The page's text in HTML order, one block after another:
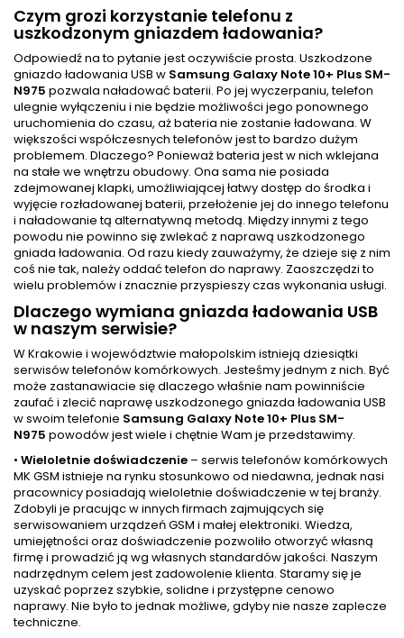
Czym grozi korzystanie telefonu z
uszkodzonym gniazdem ładowania?
Odpowiedź na to pytanie jest oczywiście prosta. Uszkodzone
gniazdo ładowania USB w Samsung Galaxy Note 10+ Plus SM-
N975 pozwala naładować baterii. Po jej wyczerpaniu, telefon
ulegnie wyłączeniu i nie będzie możliwości jego ponownego
uruchomienia do czasu, aż bateria nie zostanie ładowana. W
większości współczesnych telefonów jest to bardzo dużym
problemem. Dlaczego? Ponieważ bateria jest w nich wklejana
na stałe we wnętrzu obudowy. Ona sama nie posiada
zdejmowanej klapki, umożliwiającej łatwy dostęp do środka i
wyjęcie rozładowanej baterii, przełożenie jej do innego telefonu
i naładowanie tą alternatywną metodą. Między innymi z tego
powodu nie powinno się zwlekać z naprawą uszkodzonego
gniada ładowania. Od razu kiedy zauważymy, że dzieje się z nim
coś nie tak, należy oddać telefon do naprawy. Zaoszczędzi to
wielu problemów i znacznie przyspieszy czas wykonania usługi.
Dlaczego wymiana gniazda ładowania USB
w naszym serwisie?
W Krakowie i województwie małopolskim istnieją dziesiątki
serwisów telefonów komórkowych. Jesteśmy jednym z nich. Być
może zastanawiacie się dlaczego właśnie nam powinniście
zaufać i zlecić naprawę uszkodzonego gniazda ładowania USB
w swoim telefonie Samsung Galaxy Note 10+ Plus SM-
N975 powodów jest wiele i chętnie Wam je przedstawimy.
• Wieloletnie doświadczenie – serwis telefonów komórkowych
MK GSM istnieje na rynku stosunkowo od niedawna, jednak nasi
pracownicy posiadają wieloletnie doświadczenie w tej branży.
Zdobyli je pracując w innych firmach zajmujących się
serwisowaniem urządzeń GSM i małej elektroniki. Wiedza,
umiejętności oraz doświadczenie pozwoliło otworzyć własną
firmę i prowadzić ją wg własnych standardów jakości. Naszym
nadrzędnym celem jest zadowolenie klienta. Staramy się je
uzyskać poprzez szybkie, solidne i przystępne cenowo
naprawy. Nie było to jednak możliwe, gdyby nie nasze zaplecze
techniczne.